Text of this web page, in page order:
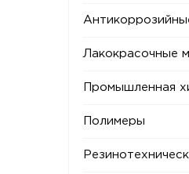
Лакокрасочные
Промышленная
Полимеры